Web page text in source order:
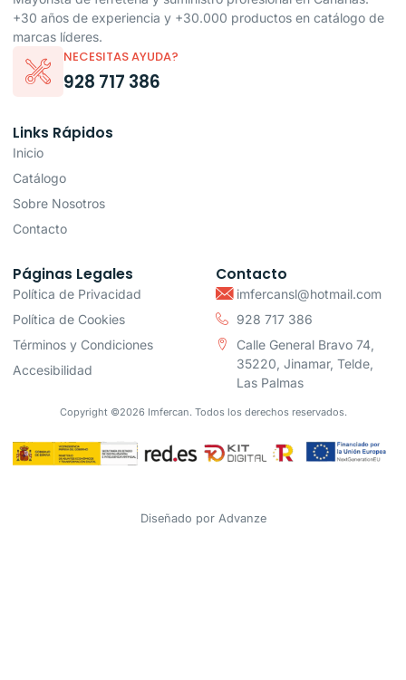
+30 años de experiencia y +30.000 productos en catálogo de
marcas líderes.
NECESITAS AYUDA?
928 717 386
Links Rápidos
Inicio
Catálogo
Sobre Nosotros
Contacto
Páginas Legales
Política de Privacidad
Política de Cookies
Términos y Condiciones
Accesibilidad
Contacto
imfercansl@hotmail.com
928 717 386
Calle General Bravo 74,
35220, Jinamar, Telde,
Las Palmas
Copyright ©2026 Imfercan. Todos los derechos reservados.
Diseñado por Advanze